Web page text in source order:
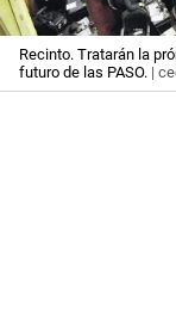
Recinto. Tratarán la
futuro de las PASO. |